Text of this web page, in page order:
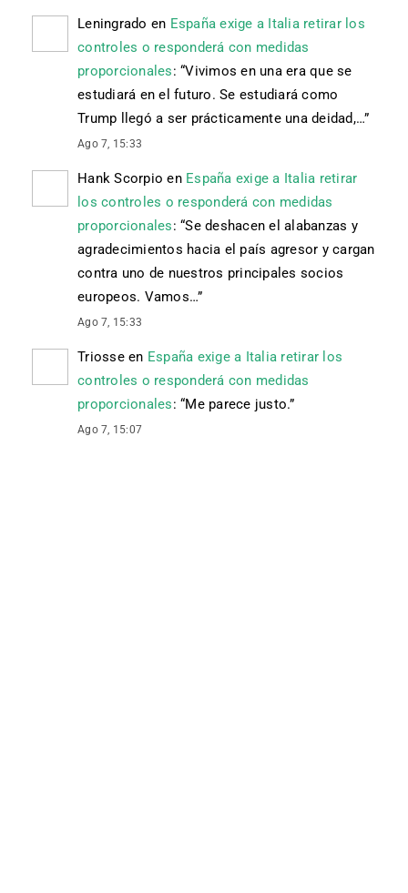
Leningrado en España exige a Italia retirar los
controles o responderá con medidas
proporcionales: “Vivimos en una era que se
estudiará en el futuro. Se estudiará como
Trump llegó a ser prácticamente una deidad,…”
Ago 7, 15:33
Hank Scorpio en España exige a Italia retirar
los controles o responderá con medidas
proporcionales: “Se deshacen el alabanzas y
agradecimientos hacia el país agresor y cargan
contra uno de nuestros principales socios
europeos. Vamos…”
Ago 7, 15:33
Triosseen España exige a Italia retirar los
controles o responderá con medidas
proporcionales: “Me parece justo.”
Ago 7, 15:07